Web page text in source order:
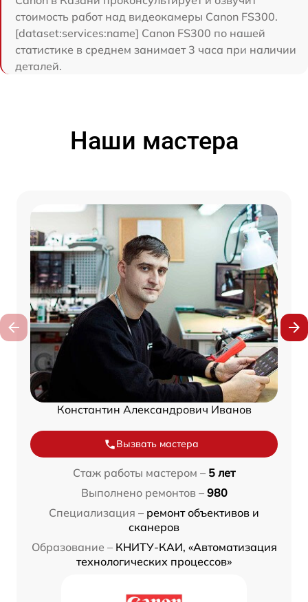
стоимость работ над видеокамеры Canon FS300.
[dataset:services:name] Canon FS300 по нашей
статистике в среднем занимает 3 часа при наличии
деталей.
Наши мастера
Константин Александрович Иванов
Вызвать мастера
Стаж работы мастером – 5 лет
Выполнено ремонтов – 980
Специализация – ремонт объективов и
сканеров
Образование – КНИТУ-КАИ, «Автоматизация
технологических процессов»